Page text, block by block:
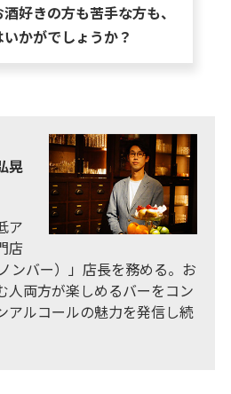
好きの方も苦手な方も、
かがでしょうか？
晃
ア
店
ンバー）」店長を務める。お
人両方が楽しめるバーをコン
アルコールの魅力を発信し続